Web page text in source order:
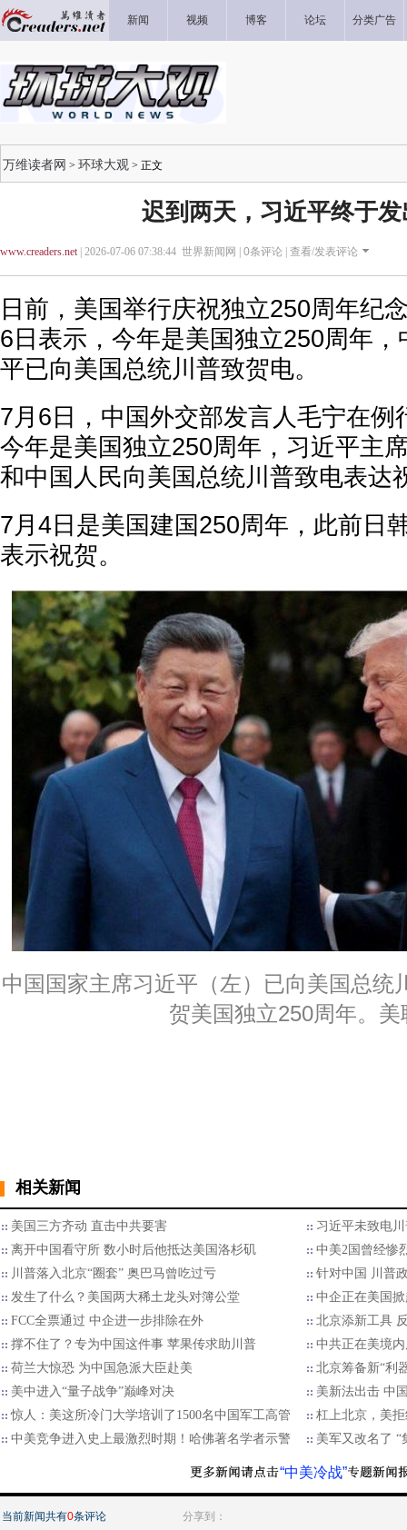
新闻 视频 博客 论坛 分类广告
万维读者网 > 环球大观 > 正文
迟到两天，习近平终于
www.creaders.net| 2026-07-06 07:38:44 世界新闻网 | 0条评论 | 查看/发表评论
日前，美国举行庆祝独立250周年纪
6日表示，今年是美国独立250周年
平已向美国总统川普致贺电。
7月6日，中国外交部发言人毛宁在例
今年是美国独立250周年，习近平主
和中国人民向美国总统川普致电表达
7月4日是美国建国250周年，此前日
表示祝贺。
中国国家主席习近平（左）已向美国总统
贺美国独立250周年。美
相关新闻
美国三方齐动 直击中共要害
习近平未致电
离开中国看守所 数小时后他抵达美国洛杉矶
中美2国曾经惨
川普落入北京“圈套” 奥巴马曾吃过亏
针对中国 川普
发生了什么？美国两大稀土龙头对簿公堂
中企正在美国
FCC全票通过 中企进一步排除在外
北京添新工具
撑不住了？专为中国这件事 苹果传求助川普
中共正在美境
荷兰大惊恐 为中国急派大臣赴美
北京筹备新“利
美中进入“量子战争”巅峰对决
美新法出击 中
惊人：美这所冷门大学培训了1500名中国军工高管
杠上北京，美
中美竞争进入史上最激烈时期！哈佛著名学者示警
美军又改名了 “
“中美冷战”
当前新闻共有0条评论 分享到：